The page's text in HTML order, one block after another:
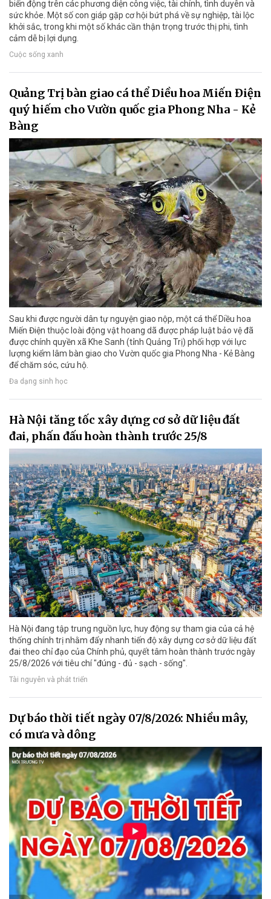
biến động trên các phương diện công việc, tài chính, tình duyên và
sức khỏe. Một số con giáp gặp cơ hội bứt phá về sự nghiệp, tài lộc
khởi sắc, trong khi một số khác cần thận trọng trước thị phi, tình
cảm dễ bị lợi dụng.
Cuộc sống xanh
Quảng Trị bàn giao cá thể Diều hoa Miến Điện
quý hiếm cho Vườn quốc gia Phong Nha - Kẻ
Bàng
Sau khi được người dân tự nguyện giao nộp, một cá thể Diều hoa
Miến Điện thuộc loài động vật hoang dã được pháp luật bảo vệ đã
được chính quyền xã Khe Sanh (tỉnh Quảng Trị) phối hợp với lực
lượng kiểm lâm bàn giao cho Vườn quốc gia Phong Nha - Kẻ Bàng
để chăm sóc, cứu hộ.
Đa dạng sinh học
Hà Nội tăng tốc xây dựng cơ sở dữ liệu đất
đai, phấn đấu hoàn thành trước 25/8
Hà Nội đang tập trung nguồn lực, huy động sự tham gia của cả hệ
thống chính trị nhằm đẩy nhanh tiến độ xây dựng cơ sở dữ liệu đất
đai theo chỉ đạo của Chính phủ, quyết tâm hoàn thành trước ngày
25/8/2026 với tiêu chí "đúng - đủ - sạch - sống".
Tài nguyên và phát triển
Dự báo thời tiết ngày 07/8/2026: Nhiều mây,
có mưa và dông